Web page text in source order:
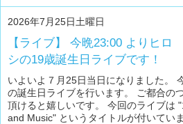
2026年7月25日土曜日
【ライブ】 今晩23:00 よりヒロ
シの19歳誕生日ライブです！
いよいよ７月25日当日になりました。
の誕生日ライブを行います。 ご都合の
頂けると嬉しいです。 今回のライブは
and Music" というタイトルが付いていま